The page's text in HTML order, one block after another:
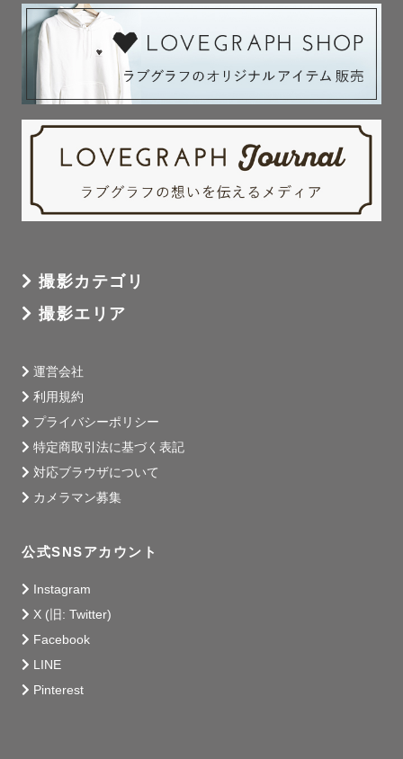
撮影カテゴリ
撮影エリア
運営会社
利用規約
プライバシーポリシー
特定商取引法に基づく表記
対応ブラウザについて
カメラマン募集
公式SNSアカウント
Instagram
X (旧: Twitter)
Facebook
LINE
Pinterest